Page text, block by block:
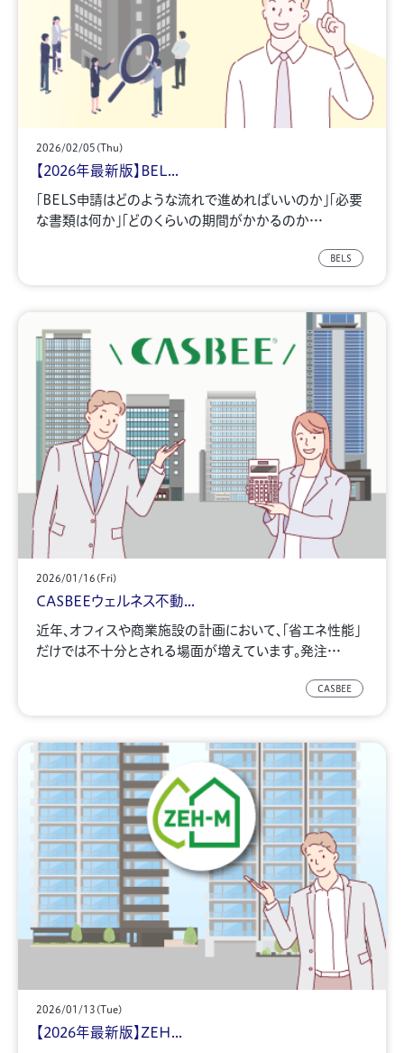
2026/02/05(Thu)
【2026年最新版】BEL...
「BELS申請はどのような流れで進めればいいのか」「必要
な書類は何か」「どのくらいの期間がかかるのか…
BELS
2026/01/16(Fri)
CASBEEウェルネス不動...
近年、オフィスや商業施設の計画において、「省エネ性能」
だけでは不十分とされる場面が増えています。発注…
CASBEE
2026/01/13(Tue)
【2026年最新版】ZEH...